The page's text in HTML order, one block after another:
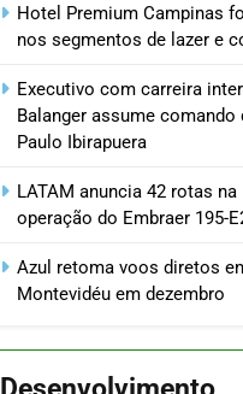
Hotel Premium Campinas
nos segmentos de lazer e
Executivo com carreira
Balanger assume comando
Paulo Ibirapuera
LATAM anuncia 42 rotas
operação do Embraer 195-
Azul retoma voos diretos
Montevidéu em dezembro